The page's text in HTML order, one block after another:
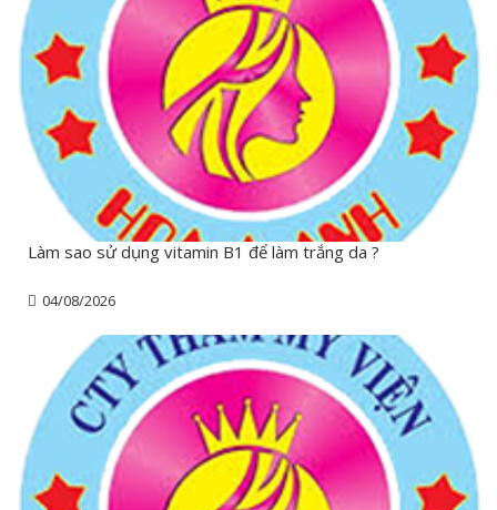
Làm sao sử dụng vitamin B1 để làm trắng da ?
04/08/2026